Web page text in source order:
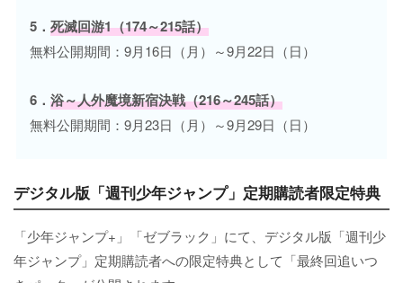
5． 死滅回游1（174～215話）
無料公開期間：9月16日（月）～9月22日（日）
6． 浴～人外魔境新宿決戦（216～245話）
無料公開期間：9月23日（月）～9月29日（日）
デジタル版「週刊少年ジャンプ」定期購読者限定特典
「少年ジャンプ+」「ゼブラック」にて、デジタル版「週刊少
年ジャンプ」定期購読者への限定特典として「最終回追いつ